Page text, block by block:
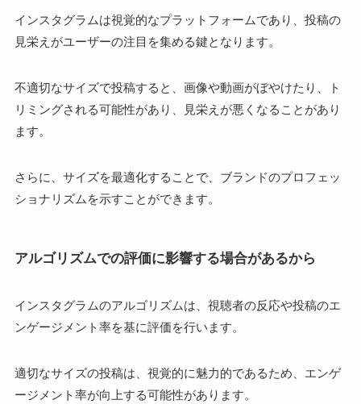
インスタグラムは視覚的なプラットフォームであり、投稿の
見栄えがユーザーの注目を集める鍵となります。
不適切なサイズで投稿すると、画像や動画がぼやけたり、ト
リミングされる可能性があり、見栄えが悪くなることがあり
ます。
さらに、サイズを最適化することで、ブランドのプロフェッ
ショナリズムを示すことができます。
アルゴリズムでの評価に影響する場合があるから
インスタグラムのアルゴリズムは、視聴者の反応や投稿のエ
ンゲージメント率を基に評価を行います。
適切なサイズの投稿は、視覚的に魅力的であるため、エンゲ
ージメント率が向上する可能性があります。